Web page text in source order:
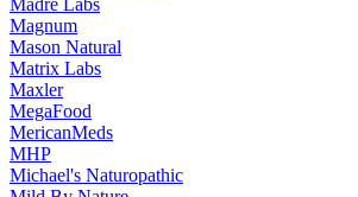
Magnum
Mason Natural
Matrix Labs
Maxler
MegaFood
MericanMeds
MHP
Michael's Naturopathic